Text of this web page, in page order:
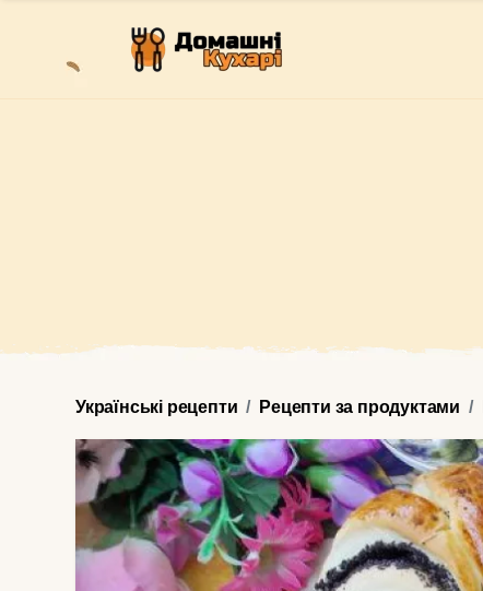
Українські рецепти Рецепти за продуктами